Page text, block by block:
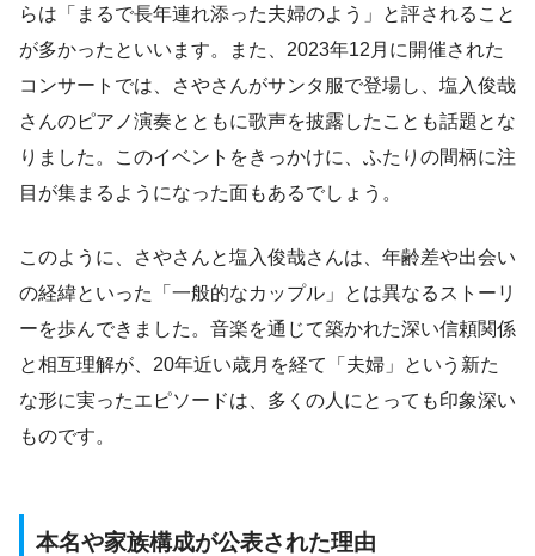
らは「まるで長年連れ添った夫婦のよう」と評されること
が多かったといいます。また、2023年12月に開催された
コンサートでは、さやさんがサンタ服で登場し、塩入俊哉
さんのピアノ演奏とともに歌声を披露したことも話題とな
りました。このイベントをきっかけに、ふたりの間柄に注
目が集まるようになった面もあるでしょう。
このように、さやさんと塩入俊哉さんは、年齢差や出会い
の経緯といった「一般的なカップル」とは異なるストーリ
ーを歩んできました。音楽を通じて築かれた深い信頼関係
と相互理解が、20年近い歳月を経て「夫婦」という新た
な形に実ったエピソードは、多くの人にとっても印象深い
ものです。
本名や家族構成が公表された理由